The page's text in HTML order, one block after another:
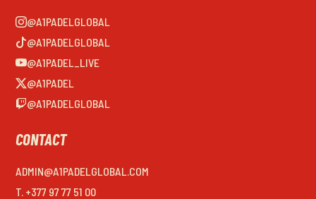
@A1PADELGLOBAL
@A1PADELGLOBAL
@A1PADEL_LIVE
@A1PADEL
@A1PADELGLOBAL
CONTACT
ADMIN@A1PADELGLOBAL.COM
T. +377 97 77 51 00